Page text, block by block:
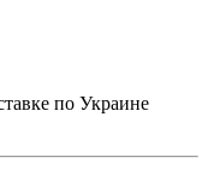
по Украине